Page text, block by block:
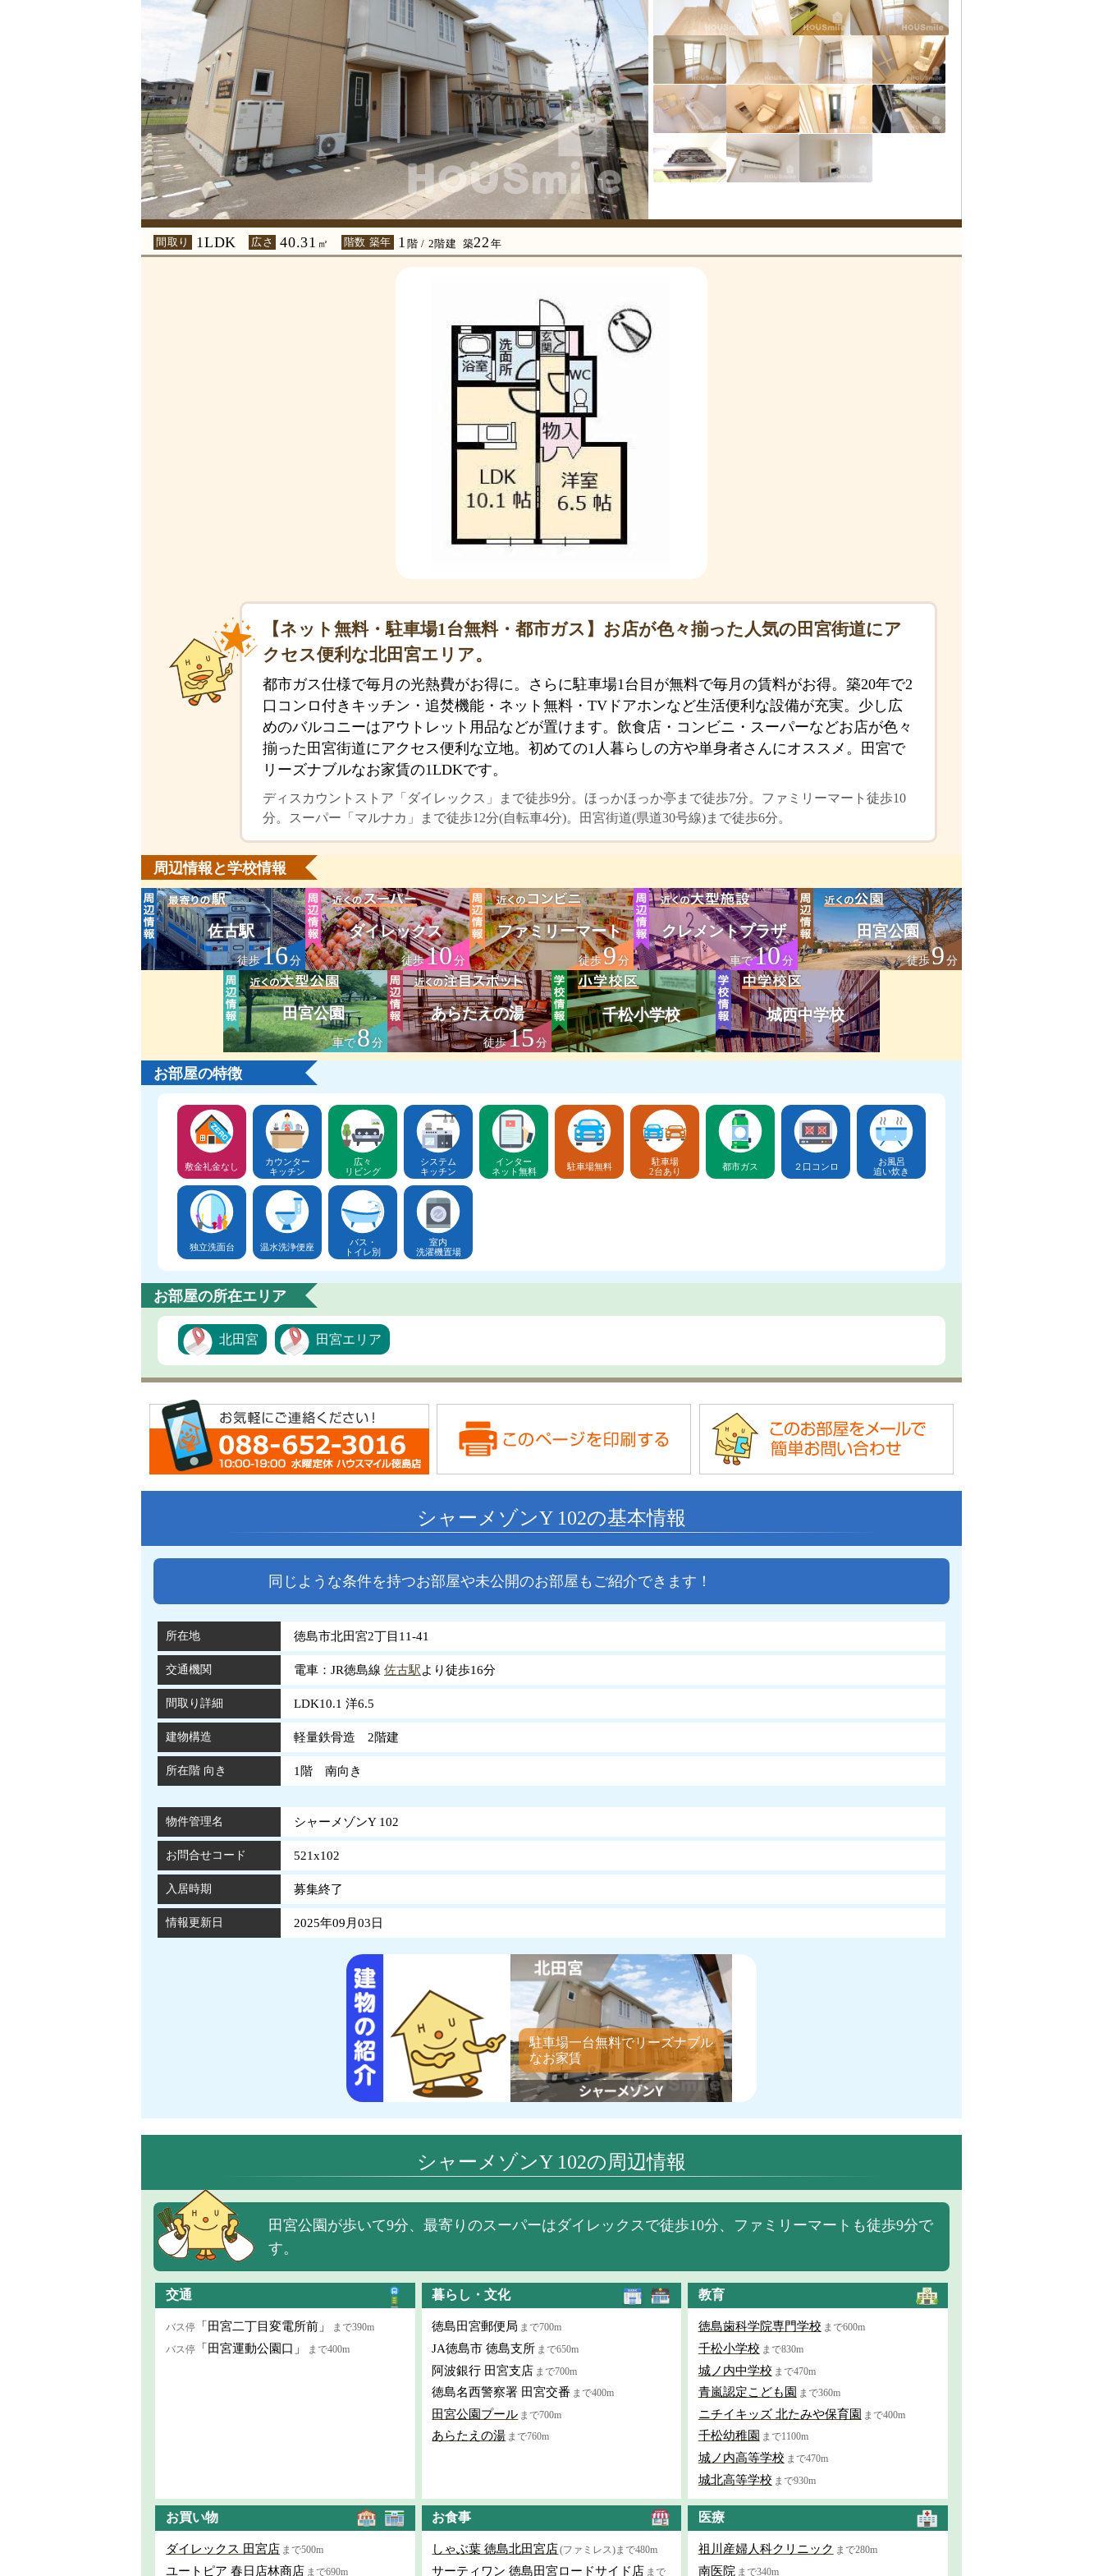
間取り 1LDK 広さ 40.31 ㎡ 階数 築年 1 階 / 2階建 築22 年
【ネット無料・駐車場1台無料・都市ガス】お店が色々揃った人気の田宮街道にア
クセス便利な北田宮エリア。
都市ガス仕様で毎月の光熱費がお得に。さらに駐車場1台目が無料で毎月の賃料がお得。築20年で2
口コンロ付きキッチン・追焚機能・ネット無料・TVドアホンなど生活便利な設備が充実。少し広
めのバルコニーはアウトレット用品などが置けます。飲食店・コンビニ・スーパーなどお店が色々
揃った田宮街道にアクセス便利な立地。初めての1人暮らしの方や単身者さんにオススメ。田宮で
リーズナブルなお家賃の1LDKです。
ディスカウントストア「ダイレックス」まで徒歩9分。ほっかほっか亭まで徒歩7分。ファミリーマート徒歩10
分。スーパー「マルナカ」まで徒歩12分(自転車4分)。田宮街道(県道30号線)まで徒歩6分。
周辺情報と学校情報
佐古駅
徒歩16分
ダイレックス
徒歩10分
ファミリーマート
徒歩9分
クレメントプラザ
車で10分
田宮公園
徒歩9分
田宮公園
車で8分
あらたえの湯
徒歩15分
千松小学校 城西中学校
お部屋の特徴
敷金礼金なし
カウンター
キッチン
広々
リビング
システム
キッチン
インター
ネット無料
駐車場無料
駐車場
2台あり
都市ガス ２口コンロ
お風呂
追い炊き
独立洗面台 温水洗浄便座
バス・
トイレ別
室内
洗濯機置場
お部屋の所在エリア
北田宮 田宮エリア
シャーメゾンY 102の基本情報
同じような条件を持つお部屋や未公開のお部屋もご紹介できます！
所在地 徳島市北田宮2丁目11-41
交通機関 電車：JR徳島線 佐古駅より徒歩16分
間取り詳細 LDK10.1 洋6.5
建物構造 軽量鉄骨造 2階建
所在階 向き 1階 南向き
物件管理名 シャーメゾンY 102
お問合せコード 521x102
入居時期 募集終了
情報更新日 2025年09月03日
駐車場一台無料でリーズナブル
なお家賃
シャーメゾンY 102の周辺情報
田宮公園が歩いて9分、最寄りのスーパーはダイレックスで徒歩10分、ファミリーマートも徒歩9分で
す。
交通
バス停 「田宮二丁目変電所前」
まで390m
バス停 「田宮運動公園口」 まで400m
暮らし・文化
徳島田宮郵便局 まで700m
JA徳島市 徳島支所 まで650m
阿波銀行 田宮支店 まで700m
徳島名西警察署 田宮交番 まで400m
田宮公園プール まで700m
あらたえの湯 まで760m
教育
徳島歯科学院専門学校 まで600m
千松小学校 まで830m
城ノ内中学校 まで470m
青嵐認定こども園 まで360m
ニチイキッズ 北たみや保育園 まで400m
千松幼稚園 まで1100m
城ノ内高等学校 まで470m
城北高等学校 まで930m
お買い物
ダイレックス 田宮店 まで500m
ユートピア 春日店林商店 まで690m
お食事
しゃぶ葉 徳島北田宮店(ファミレス)まで480m
サーティワン 徳島田宮ロードサイド店 まで
医療
祖川産婦人科クリニック まで280m
南医院 まで340m